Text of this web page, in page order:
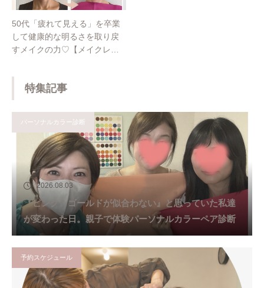
50代「疲れて見える」を卒業
して健康的な明るさを取り戻
すメイクの力♡【メイクレッ
特集記事
パーソナルカラー診断
2026.08.03
『ピンク・ゴールドが似合わない』と思っていた私達
が変わった日。親子で体験パーソナルカラーペア診断
予約スケジュール